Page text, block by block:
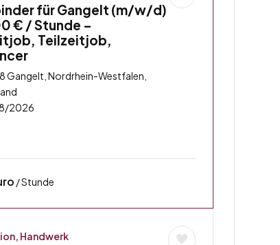
für Gangelt (m/w/d)
€ / Stunde –
Teilzeitjob,
Gangelt, Nordrhein-Westfalen,
2026
/ Stunde
Handwerk